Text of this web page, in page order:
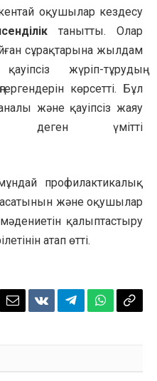
оқушылар кездесу
танытты. Олар
сұрақтарына жылдам
жүріп-тұрудың
көрсетті. Бұл
және қауіпсіз жаяу
деген үмітті
профилактикалық
және оқушылар
қалыптастыру
атап өтті.
EmailVKontakte
TelegramWhatsApp
Copy